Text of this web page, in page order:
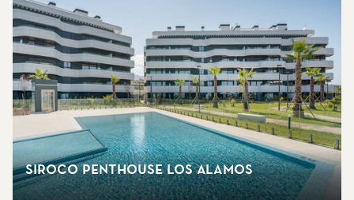
Siroco Penthouse Los Alamos